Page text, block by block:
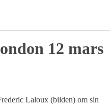
12 mars
Laloux (bilden) om sin